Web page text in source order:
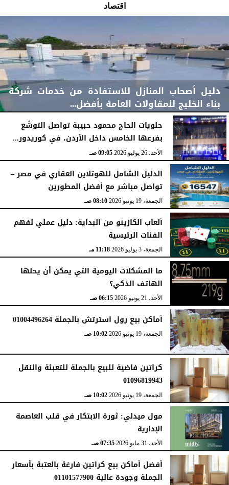
اقتصاد
دليل أصحاب المنازل للاستفادة من خدمات شركة
بناء الخليج للمقاولات العامة بأفضل...
الأحد، 2 أغسطس 2026 11:48 صـ
حلويات الحاج محمود حبيبة تواصل التوسُّع
بفرعها الخامس داخل الأردن، في كوريدور...
الأحد، 26 يوليو 2026 09:05 صـ
الدليل الشامل للهوتلاين العقاري في مصر –
تواصل مباشر مع أفضل المطورين
الجمعة، 19 يونيو 2026 08:10 صـ
ألعاب الكازينو من البداية: دليل عملي لفهم
الفئات الرئيسية
الجمعة، 3 يوليو 2026 11:18 مـ
ما المشكلات اليومية التي يمكن أن يحلها
الهاتف الذكي؟
الأحد، 21 يونيو 2026 06:15 صـ
أماكن بيع رول استرتش بالجملة 01004496264
الجمعة، 19 يونيو 2026 10:02 صـ
كراتين فاضية للبيع بالجملة للتعبئة والنقل
01096819943
الجمعة، 19 يونيو 2026 10:02 صـ
مول ميدلي: ثورة الابتكار في قلب العاصمة
الإدارية
الأحد، 31 مايو 2026 07:35 صـ
أفضل أماكن بيع كراتين فارغة بالعتبة بأسعار
الجملة وجودة عالية 01101577900